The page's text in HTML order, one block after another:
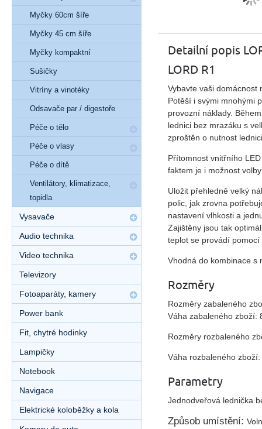
Detailní popis
LORD R1
Vybavte vaši domácnost
Potěší i svými mnohými
provozní náklady.
lednici bez mrazáku s
zproštěn o nutnost
Přítomnost vnitřního
faktem je i možnost
Uložit přehledně velký
polic, jak zrovna
nastavení vlhkosti a
Zajištěny jsou tak
teplot se provádí
Vhodná do kombinace s
Rozměry
Rozměry zabaleného
Váha zabaleného zboží:
Rozměry rozbaleného
Váha rozbaleného
Parametry
Jednodveřová lednička
Způsob umístění:
Myčky 60cm šíře
Myčky 45 cm šíře
Myčky kompaktní
Sušičky
Vitríny a vinotéky
Odsavače par / digestoře
Péče o tělo
Péče o vlasy
Péče o dítě
Ventilátory, klimatizace,
topidla
Vysavače
Audio technika
Video technika
Televizory
Fotoaparáty, kamery
Power bank
Fit, chytré hodinky
Lampičky
Notebook
Navigace
Elektrické koloběžky a kola